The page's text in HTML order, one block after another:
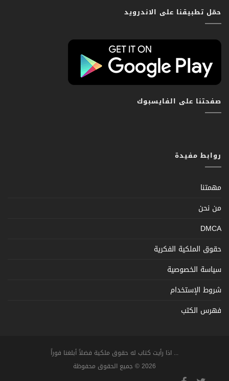
حمّل تطبيقنا على الاندرويد
صفحتنا على الفايسبوك
روابط مفيدة
مهمتنا
من نحن
DMCA
حقوق الملكية الفكرية
سياسة الخصوصية
شروط الإستخدام
فهرس الكتب
... اذا رأيت كتاب له حقوق ملكية فضلاً أبلغنا فوراً
2026 © جميع الحقوق محفوظة